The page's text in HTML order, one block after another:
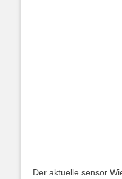
Der aktuelle sensor